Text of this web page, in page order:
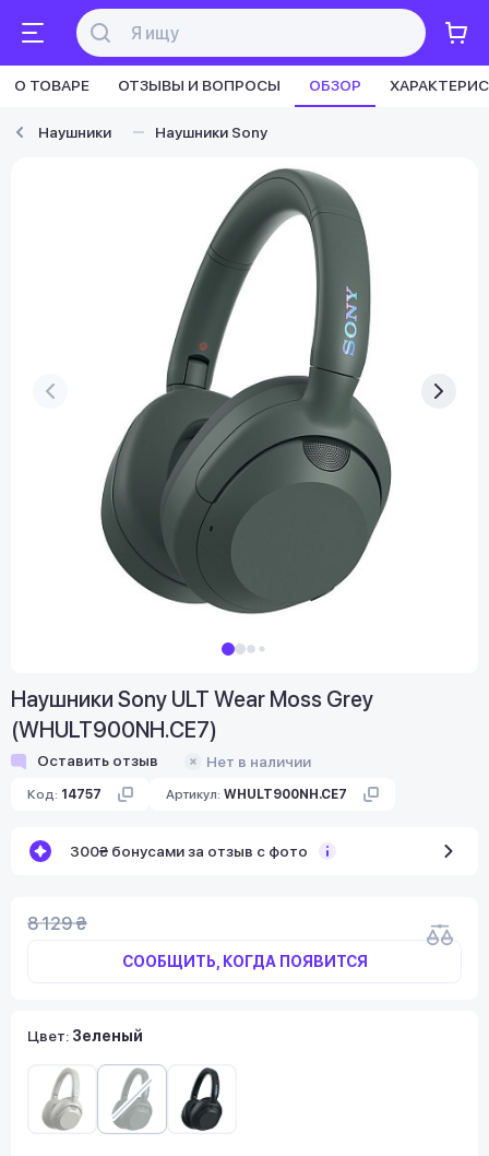
О ТОВАРЕ ОТЗЫВЫ И ВОПРОСЫ ОБЗОР
Наушники Наушники Sony
Наушники Sony ULT Wear Moss Grey
(WHULT900NH.CE7)
Оставить отзыв Нет в наличии
Код: 14757 Артикул: WHULT900NH.CE7
300₴ бонусами за отзыв с фото
8 129 ₴
СООБЩИТЬ, КОГДА ПОЯВИТСЯ
Цвет: Зеленый